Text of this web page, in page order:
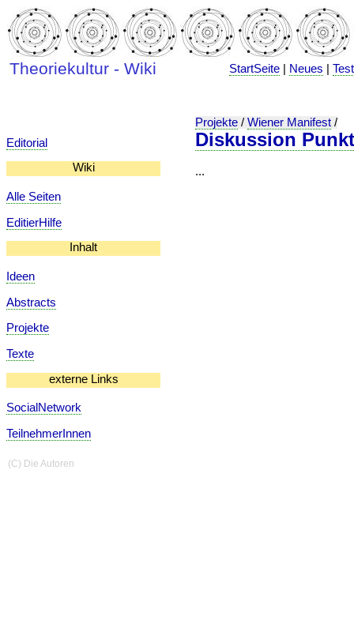
Theoriekultur - Wiki StartSeite Neues |
Editorial
Wiki
Alle Seiten
EditierHilfe
Inhalt
Ideen
Abstracts
Projekte
Texte
externe Links
SocialNetwork
TeilnehmerInnen
Projekte / Wiener Manifest /
Diskussion
...
(C) Die Autoren